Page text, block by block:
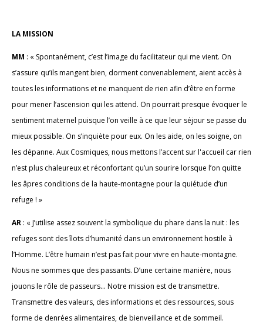
LA MISSION
MM : « Spontanément, c’est l’image du facilitateur qui me vient. On
s’assure qu’ils mangent bien, dorment convenablement, aient accès à
toutes les informations et ne manquent de rien afin d’être en forme
pour mener l’ascension qui les attend. On pourrait presque évoquer le
sentiment maternel puisque l’on veille à ce que leur séjour se passe du
mieux possible. On s’inquiète pour eux. On les aide, on les soigne, on
les dépanne. Aux Cosmiques, nous mettons l’accent sur l'accueil car rien
n’est plus chaleureux et réconfortant qu’un sourire lorsque l’on quitte
les âpres conditions de la haute-montagne pour la quiétude d’un
refuge ! »
AR : « J’utilise assez souvent la symbolique du phare dans la nuit : les
refuges sont des îlots d’humanité dans un environnement hostile à
l’Homme. L’être humain n’est pas fait pour vivre en haute-montagne.
Nous ne sommes que des passants. D’une certaine manière, nous
jouons le rôle de passeurs… Notre mission est de transmettre.
Transmettre des valeurs, des informations et des ressources, sous
forme de denrées alimentaires, de bienveillance et de sommeil.